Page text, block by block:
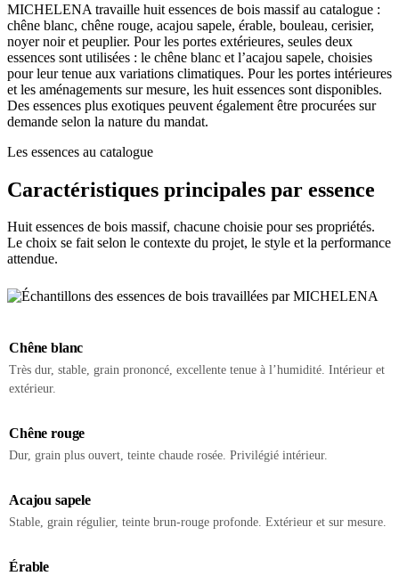
MICHELENA travaille huit essences de bois massif au catalogue :
chêne blanc, chêne rouge, acajou sapele, érable, bouleau, cerisier,
noyer noir et peuplier. Pour les portes extérieures, seules deux
essences sont utilisées : le chêne blanc et l’acajou sapele, choisies
pour leur tenue aux variations climatiques. Pour les portes intérieures
et les aménagements sur mesure, les huit essences sont disponibles.
Des essences plus exotiques peuvent également être procurées sur
demande selon la nature du mandat.
Les essences au catalogue
Caractéristiques principales par essence
Huit essences de bois massif, chacune choisie pour ses propriétés.
Le choix se fait selon le contexte du projet, le style et la performance
attendue.
Chêne blanc
Très dur, stable, grain prononcé, excellente tenue à l’humidité. Intérieur et
extérieur.
Chêne rouge
Dur, grain plus ouvert, teinte chaude rosée. Privilégié intérieur.
Acajou sapele
Stable, grain régulier, teinte brun-rouge profonde. Extérieur et sur mesure.
Érable